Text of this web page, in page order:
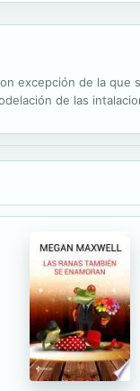
excepción de la que
de las